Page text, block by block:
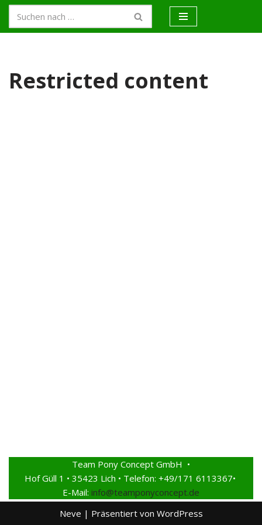
Zum
Restricted content
Team Pony Concept GmbH •
Hof Güll 1 • 35423 Lich • Telefon: +49/171 6113367•
E-Mail: info@teamponyconcept.de
Neve | Präsentiert von WordPress